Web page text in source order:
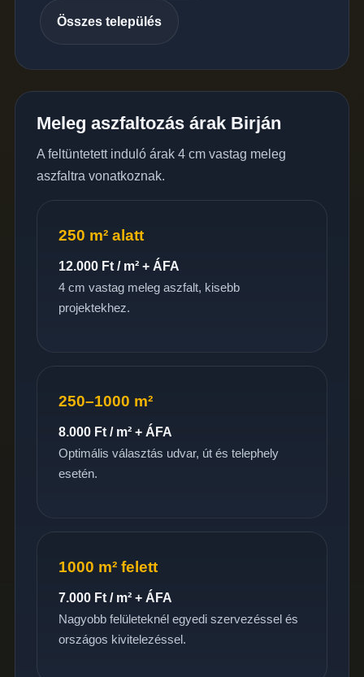
Összes település
Meleg aszfaltozás árak Birján
A feltüntetett induló árak 4 cm vastag meleg
aszfaltra vonatkoznak.
250 m² alatt
12.000 Ft / m² + ÁFA
4 cm vastag meleg aszfalt, kisebb
projektekhez.
250–1000 m²
8.000 Ft / m² + ÁFA
Optimális választás udvar, út és telephely
esetén.
1000 m² felett
7.000 Ft / m² + ÁFA
Nagyobb felületeknél egyedi szervezéssel és
országos kivitelezéssel.